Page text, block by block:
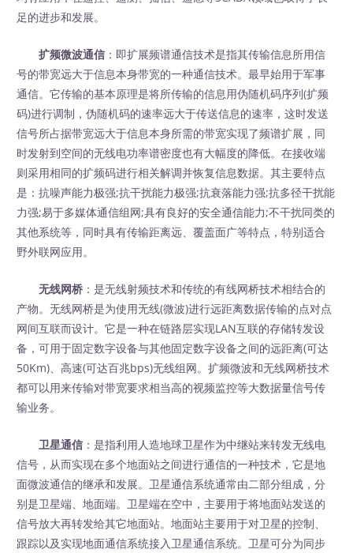
足的进步和发展。
扩频微波通信 ：即扩展频谱通信技术是指其传输信息所用信
号的带宽远大于信息本身带宽的一种通信技术。最早始用于军事
通信。它传输的基本原理是将所传输的信息用伪随机码序列(扩频
码)进行调制，伪随机码的速率远大于传送信息的速率，这时发送
信号所占据带宽远大于信息本身所需的带宽实现了频谱扩展，同
时发射到空间的无线电功率谱密度也有大幅度的降低。在接收端
则采用相同的扩频码进行相关解调并恢复信息数据。其主要特点
是：抗噪声能力极强;抗干扰能力极强;抗衰落能力强;抗多径干扰能
力强;易于多媒体通信组网;具有良好的安全通信能力;不干扰同类的
其他系统等，同时具有传输距离远、覆盖面广等特点，特别适合
野外联网应用。
无线网桥 ：是无线射频技术和传统的有线网桥技术相结合的
产物。无线网桥是为使用无线(微波)进行远距离数据传输的点对点
网间互联而设计。它是一种在链路层实现LAN互联的存储转发设
备，可用于固定数字设备与其他固定数字设备之间的远距离(可达
50Km)、高速(可达百兆bps)无线组网。扩频微波和无线网桥技术
都可以用来传输对带宽要求相当高的视频监控等大数据量信号传
输业务。
卫星通信 ：是指利用人造地球卫星作为中继站来转发无线电
信号，从而实现在多个地面站之间进行通信的一种技术，它是地
面微波通信的继承和发展。卫星通信系统通常由二部分组成，分
别是卫星端、地面端。卫星端在空中，主要用于将地面站发送的
信号放大再转发给其它地面站。地面站主要用于对卫星的控制、
跟踪以及实现地面通信系统接入卫星通信系统。卫星可分为同步